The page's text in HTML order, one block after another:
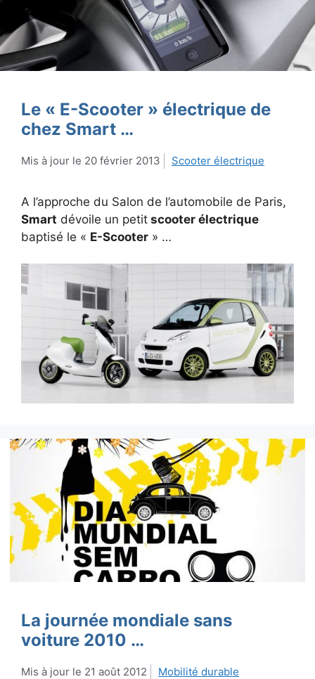
Le « E-Scooter » électrique de
chez Smart …
20 février 2013 Scooter électrique
A l’approche du Salon de l’automobile de Paris,
Smart dévoile un petit scooter électrique
baptisé le « E-Scooter » …
La journée mondiale sans
voiture 2010 …
21 août 2012 Mobilité durable